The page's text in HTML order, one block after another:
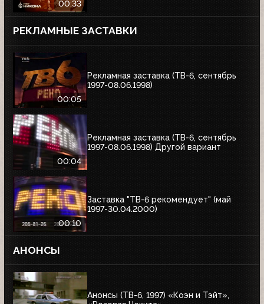
00:33
РЕКЛАМНЫЕ ЗАСТАВКИ
00:05
Рекламная заставка (ТВ-6, сентябрь
1997-08.06.1998)
00:04
Рекламная заставка (ТВ-6, сентябрь
1997-08.06.1998) Другой вариант
00:10
Заставка "ТВ-6 рекомендует" (май
1997-30.04.2000)
АНОНСЫ
Анонсы (ТВ-6, 1997) «Коэн и Тэйт»,